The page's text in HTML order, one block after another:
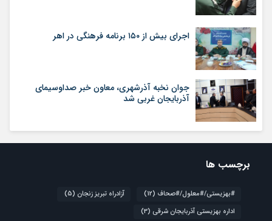
اجرای بیش از ۱۵۰ برنامه فرهنگی در اهر
جوان نخبه آذرشهری، معاون خبر صداوسیمای
آذربایجان غربی شد
برچسب ها
#بهزیستی/#معلول/#صحاف (12) آزادراه تبریز زنجان (5)
اداره بهزیستی آذربایجان شرقی (3)